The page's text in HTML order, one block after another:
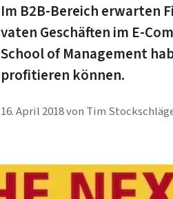
Im B2B-Bereich er­warten
vaten Ge­schäf­ten im E-
School of Ma­nage­ment
pro­fi­tie­ren können.
16. April 2018von Tim